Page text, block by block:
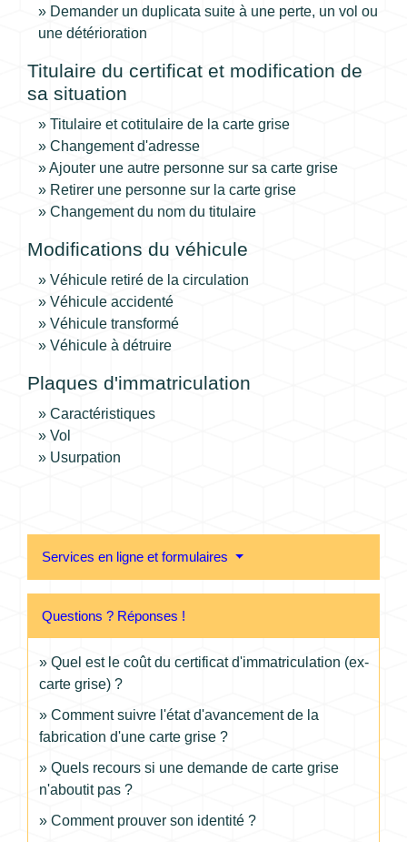
Demander un duplicata suite à une perte, un vol ou
une détérioration
Titulaire du certificat et modification de
sa situation
Titulaire et cotitulaire de la carte grise
Changement d'adresse
Ajouter une autre personne sur sa carte grise
Retirer une personne sur la carte grise
Changement du nom du titulaire
Modifications du véhicule
Véhicule retiré de la circulation
Véhicule accidenté
Véhicule transformé
Véhicule à détruire
Plaques d'immatriculation
Caractéristiques
Vol
Usurpation
Services en ligne et formulaires
Questions ? Réponses !
Quel est le coût du certificat d'immatriculation (ex-
carte grise) ?
Comment suivre l'état d'avancement de la
fabrication d'une carte grise ?
Quels recours si une demande de carte grise
n'aboutit pas ?
Comment prouver son identité ?